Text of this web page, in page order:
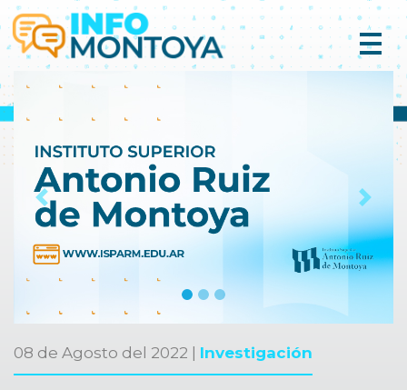
Previous Next
08 de Agosto del 2022 | Investigación